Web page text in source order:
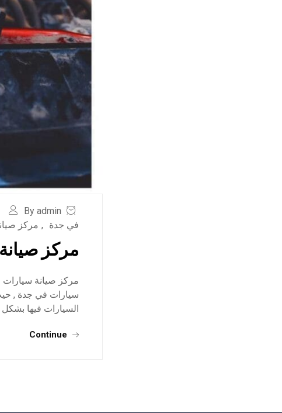
By admin
في جدة
, مركز
مركز
مركز صيانة سيارات
سيارات في جدة , حيث
السيارات فيها بشكل
Continue